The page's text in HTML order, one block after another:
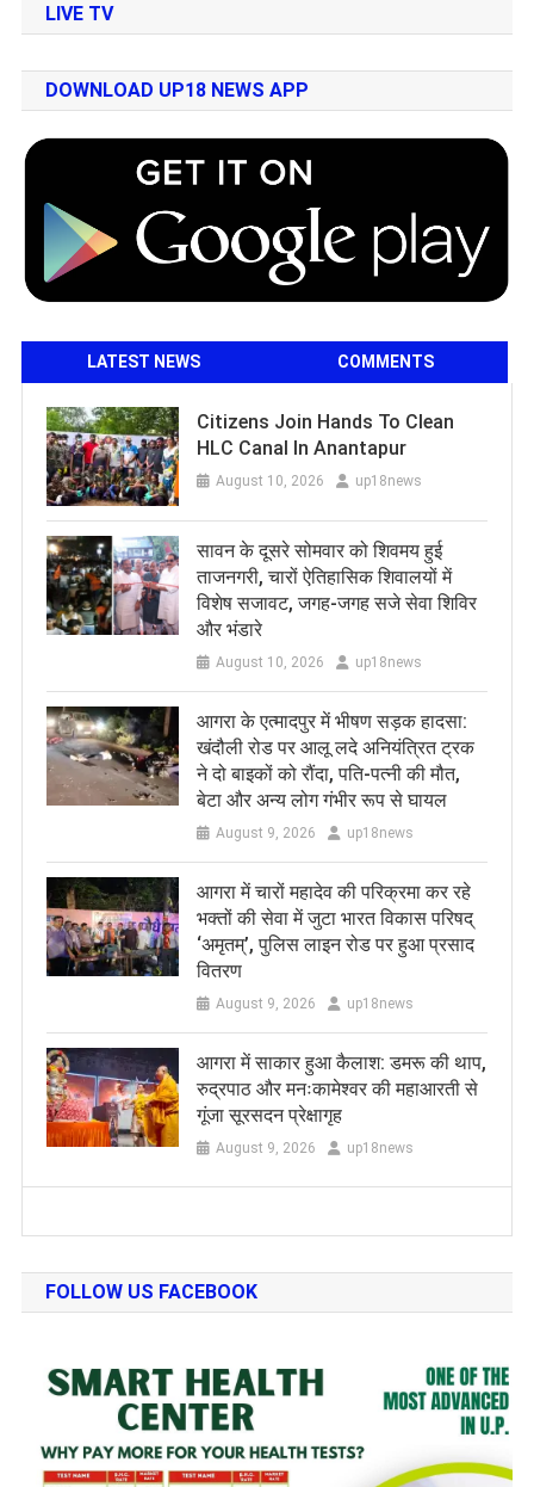
LIVE TV
DOWNLOAD UP18 NEWS APP
LATEST NEWS COMMENTS
Citizens Join Hands To Clean
HLC Canal In Anantapur
August 10, 2026 up18news
सावन के दूसरे सोमवार को शिवमय हुई
ताजनगरी, चारों ऐतिहासिक शिवालयों में
विशेष सजावट, जगह-जगह सजे सेवा शिविर
और भंडारे
August 10, 2026 up18news
आगरा के एत्मादपुर में भीषण सड़क हादसा:
खंदौली रोड पर आलू लदे अनियंत्रित ट्रक
ने दो बाइकों को रौंदा, पति-पत्नी की मौत,
बेटा और अन्य लोग गंभीर रूप से घायल
August 9, 2026 up18news
आगरा में चारों महादेव की परिक्रमा कर रहे
भक्तों की सेवा में जुटा भारत विकास परिषद्
‘अमृतम्’, पुलिस लाइन रोड पर हुआ प्रसाद
वितरण
August 9, 2026 up18news
आगरा में साकार हुआ कैलाश: डमरू की थाप,
रुद्रपाठ और मनःकामेश्वर की महाआरती से
गूंजा सूरसदन प्रेक्षागृह
August 9, 2026 up18news
FOLLOW US FACEBOOK